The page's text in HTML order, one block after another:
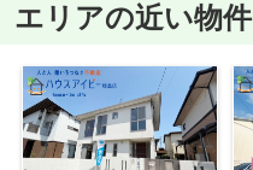
エリアの近い物件